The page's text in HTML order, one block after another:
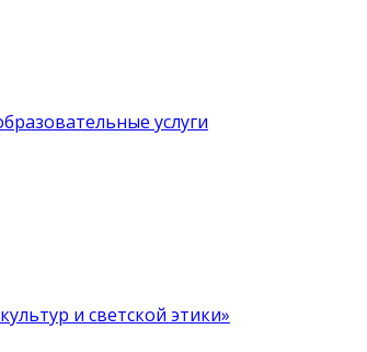
услуги
и светской этики»